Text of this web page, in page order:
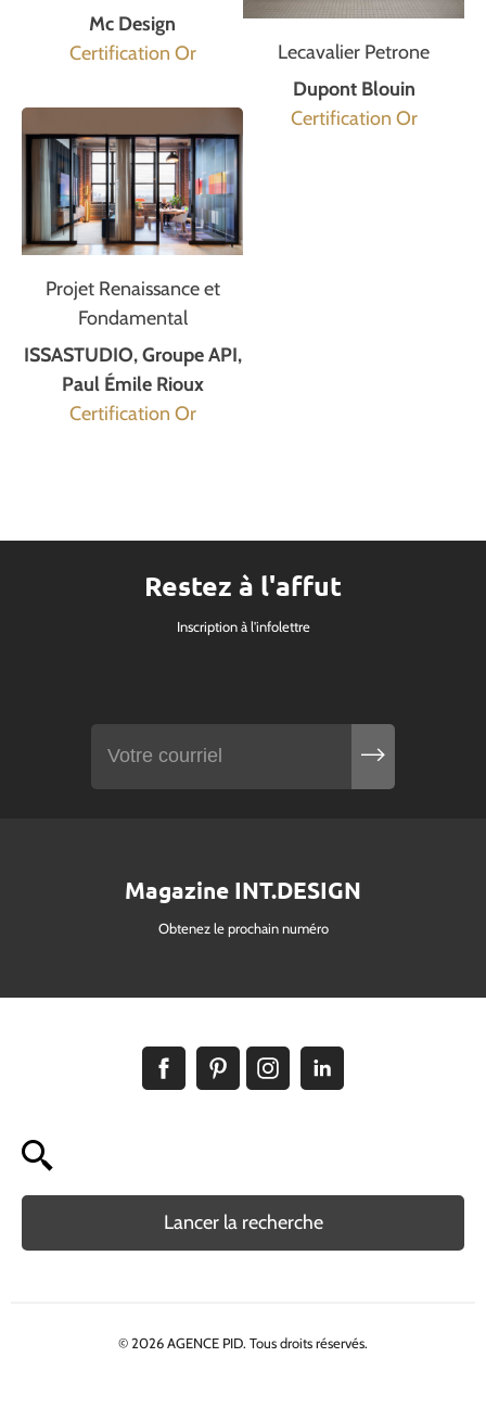
Mc Design
Certification Or
Projet Renaissance et
Fondamental
ISSASTUDIO, Groupe API,
Paul Émile Rioux
Certification Or
Lecavalier Petrone
Dupont Blouin
Certification Or
Restez à l'affut
Inscription à l'infolettre
Magazine INT.DESIGN
Obtenez le prochain numéro
Lancer la recherche
© 2026 AGENCE PID. Tous droits réservés.